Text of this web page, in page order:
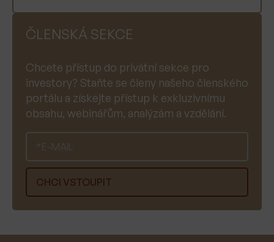
ČLENSKÁ SEKCE
Chcete přístup do privátní sekce pro
investory? Staňte se členy našeho členského
portálu a získejte přístup k exkluzivnímu
obsahu, webinářům, analýzám a vzdělání.